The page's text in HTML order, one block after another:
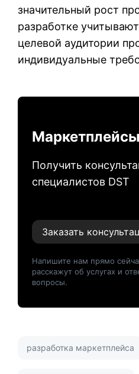
значительный рост
разработке
целевой аудитории
индивидуальные
Получить
специалистов DST
Заказать
Напишите нам прямо
расскажут об услугах и
вопросы.
разработка маркетплейса